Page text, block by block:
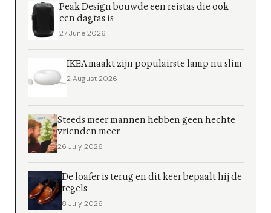
Peak Design bouwde een reistas die ook
een dagtas is
27 June 2026
IKEA maakt zijn populairste lamp nu slim
2 August 2026
Steeds meer mannen hebben geen hechte
vrienden meer
26 July 2026
De loafer is terug en dit keer bepaalt hij de
regels
8 July 2026